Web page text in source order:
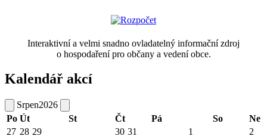
Interaktivní a velmi snadno ovladatelný informační zdroj
o hospodaření pro občany a vedení obce.
Kalendář akcí
Srpen2026
Po Út St Čt Pá So
Ne
27 28 29 30 31 1 2